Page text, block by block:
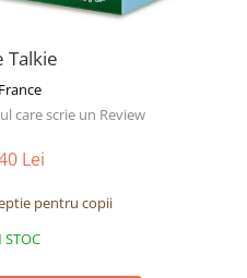
Talkie
care scrie un Review
Lei
pentru copii
STOC